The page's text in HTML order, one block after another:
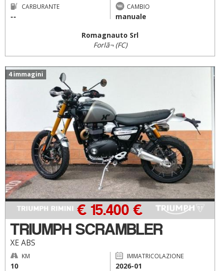
CARBURANTE
--
CAMBIO
manuale
Romagnauto Srl
Forlã¬ (FC)
4 immagini
TRIUMPH SCRAMBLER
XE ABS
€ 15.400 €
KM
10
IMMATRICOLAZIONE
2026-01